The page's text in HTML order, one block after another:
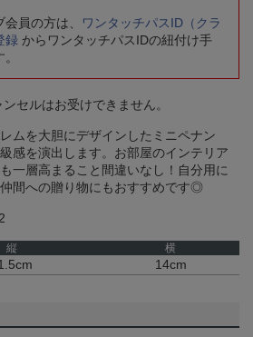
員の方は、
ワンタッチパスID（クラ
録 からワンタッチパスIDの紐付け手
セルはお受けできません。
ムを大胆にデザインしたミニペナン
感を演出します。お部屋のインテリア
一層高まること間違いなし！自分用に
間への贈り物にもおすすめです◎
縦 横
14cm